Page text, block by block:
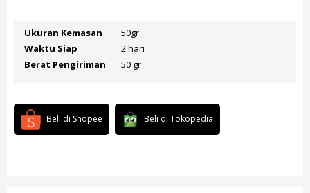
Ukuran Kemasan
50gr
Waktu Siap
2 hari
Berat Pengiriman
50 gr
Beli di Shopee Beli di Tokopedia